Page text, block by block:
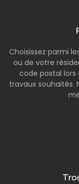
Choisissez parmi
ou de votre
code postal lors
travaux souhaités.